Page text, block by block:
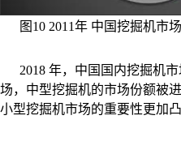
图10 2011年 中国挖掘机市
2018 年，中国国内挖掘机
场，中型挖掘机的市场份额被
小型挖掘机市场的重要性更加凸